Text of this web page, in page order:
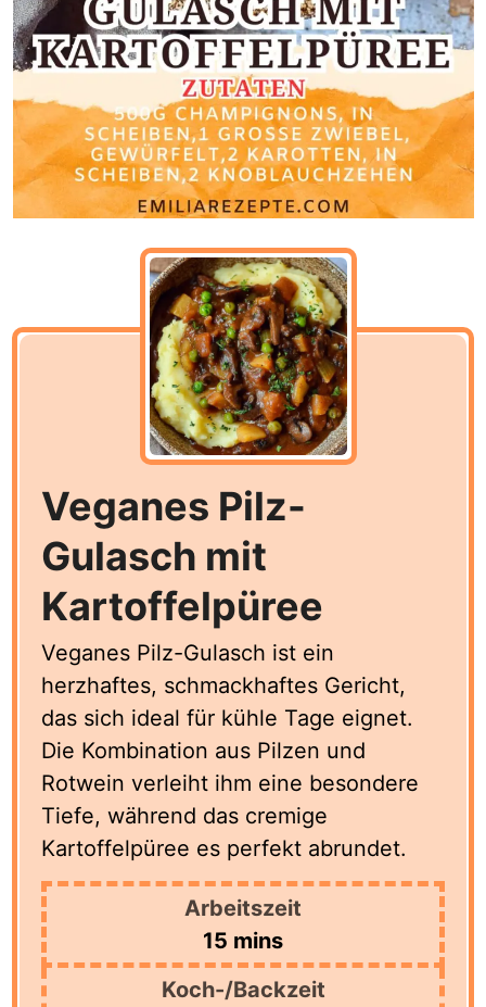
Veganes Pilz-
Gulasch mit
Kartoffelpüree
Veganes Pilz-Gulasch ist ein
herzhaftes, schmackhaftes Gericht,
das sich ideal für kühle Tage eignet.
Die Kombination aus Pilzen und
Rotwein verleiht ihm eine besondere
Tiefe, während das cremige
Kartoffelpüree es perfekt abrundet.
Arbeitszeit
15 minutes
mins
Koch-/Backzeit